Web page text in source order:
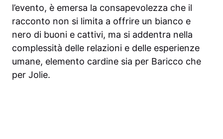
l’evento, è emersa la consapevolezza che il
racconto non si limita a offrire un bianco e
nero di buoni e cattivi, ma si addentra nella
complessità delle relazioni e delle esperienze
umane, elemento cardine sia per Baricco che
per Jolie.